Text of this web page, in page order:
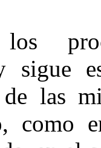
sigue
de las
como